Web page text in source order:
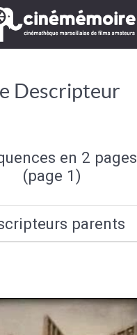
Descripteur
en 2 pages
(page 1)
parents